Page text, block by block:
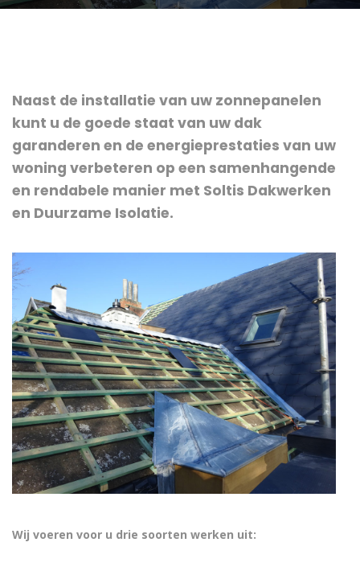
Naast de installatie van uw zonnepanelen
kunt u de goede staat van uw dak
garanderen en de energieprestaties van uw
woning verbeteren op een samenhangende
en rendabele manier met Soltis Dakwerken
en Duurzame Isolatie.
Wij voeren voor u drie soorten werken uit: